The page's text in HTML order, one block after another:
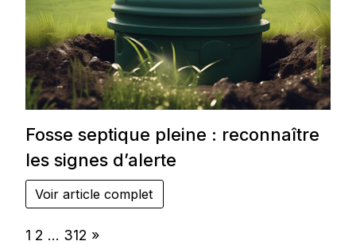
Fosse septique pleine : reconnaître
les signes d’alerte
Voir article complet
Page:
1 2 … 312 Next
»